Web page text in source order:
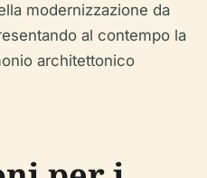
modernizzazione da
al contempo la
architettonico